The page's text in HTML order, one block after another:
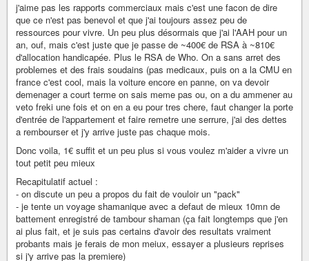
j'aime pas les rapports commerciaux mais c'est une facon de dire
que ce n'est pas benevol et que j'ai toujours assez peu de
ressources pour vivre. Un peu plus désormais que j'ai l'AAH pour un
an, ouf, mais c'est juste que je passe de ~400€ de RSA à ~810€
d'allocation handicapée. Plus le RSA de Who. On a sans arret des
problemes et des frais soudains (pas medicaux, puis on a la CMU en
france c'est cool, mais la voiture encore en panne, on va devoir
demenager a court terme on sais meme pas ou, on a du ammener au
veto freki une fois et on en a eu pour tres chere, faut changer la porte
d'entrée de l'appartement et faire remetre une serrure, j'ai des dettes
a rembourser et j'y arrive juste pas chaque mois.
Donc voila, 1€ suffit et un peu plus si vous voulez m'aider a vivre un
tout petit peu mieux
Recapitulatif actuel :
- on discute un peu a propos du fait de vouloir un "pack"
- je tente un voyage shamanique avec a defaut de mieux 10mn de
battement enregistré de tambour shaman (ça fait longtemps que j'en
ai plus fait, et je suis pas certains d'avoir des resultats vraiment
probants mais je ferais de mon meiux, essayer a plusieurs reprises
si j'y arrive pas la premiere)